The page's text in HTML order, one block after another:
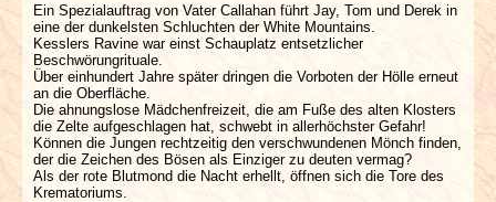
Ein Spezialauftrag von Vater Callahan führt Jay, Tom und Derek in
eine der dunkelsten Schluchten der White Mountains.
Kesslers Ravine war einst Schauplatz entsetzlicher
Beschwörungrituale.
Über einhundert Jahre später dringen die Vorboten der Hölle erneut
an die Oberfläche.
Die ahnungslose Mädchenfreizeit, die am Fuße des alten Klosters
die Zelte aufgeschlagen hat, schwebt in allerhöchster Gefahr!
Können die Jungen rechtzeitig den verschwundenen Mönch finden,
der die Zeichen des Bösen als Einziger zu deuten vermag?
Als der rote Blutmond die Nacht erhellt, öffnen sich die Tore des
Krematoriums.